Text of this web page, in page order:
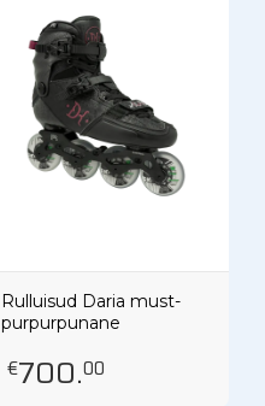
Rulluisud Daria must-
purpurpunane
€700.00